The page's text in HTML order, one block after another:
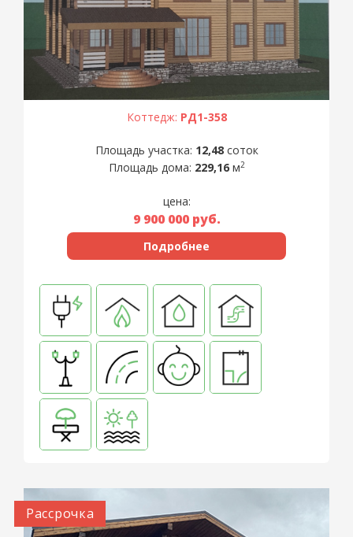
Коттедж: РД1-358
Площадь участка: 12,48соток
Площадь дома: 229,16м2
цена:
9 900 000руб.
Подробнее
Рассрочка